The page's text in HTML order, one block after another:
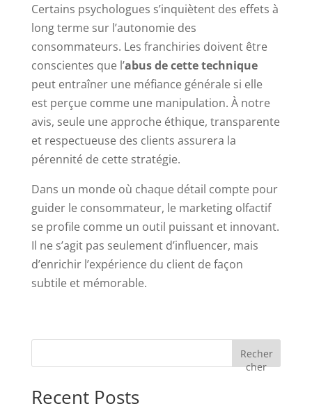
Certains psychologues s’inquiètent des effets à
long terme sur l’autonomie des
consommateurs. Les franchiries doivent être
conscientes que l’abus de cette technique
peut entraîner une méfiance générale si elle
est perçue comme une manipulation. À notre
avis, seule une approche éthique, transparente
et respectueuse des clients assurera la
pérennité de cette stratégie.
Dans un monde où chaque détail compte pour
guider le consommateur, le marketing olfactif
se profile comme un outil puissant et innovant.
Il ne s’agit pas seulement d’influencer, mais
d’enrichir l’expérience du client de façon
subtile et mémorable.
Recher
cher
Recent Posts